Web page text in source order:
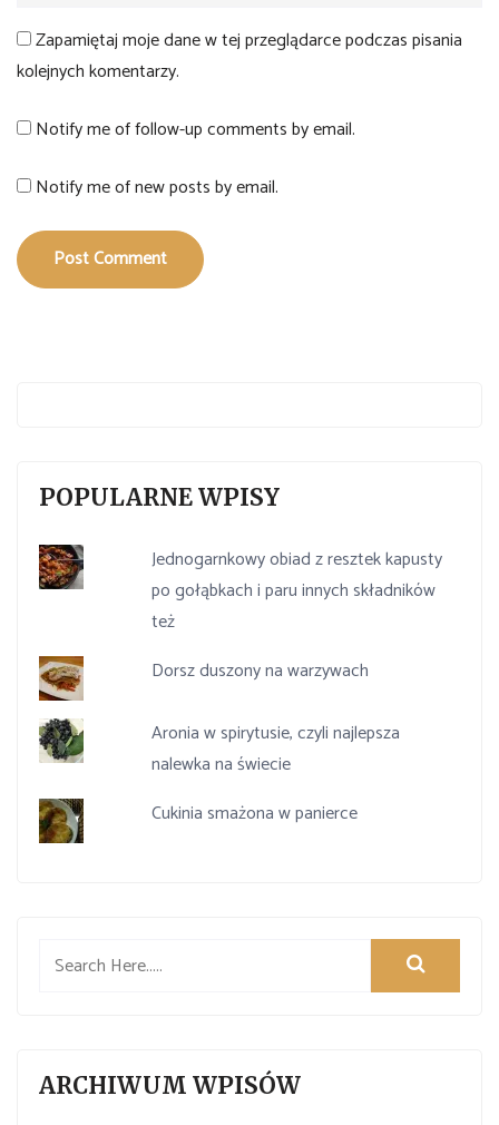
Zapamiętaj moje dane w tej przeglądarce podczas pisania
kolejnych komentarzy.
Notify me of follow-up comments by email.
Notify me of new posts by email.
Post Comment
POPULARNE WPISY
Jednogarnkowy obiad z resztek kapusty
po gołąbkach i paru innych składników
też
Dorsz duszony na warzywach
Aronia w spirytusie, czyli najlepsza
nalewka na świecie
Cukinia smażona w panierce
ARCHIWUM WPISÓW